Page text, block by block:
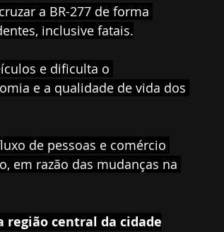
a BR-277 de forma
inclusive fatais.
e dificulta o
e a qualidade de vida dos
de pessoas e comércio
em razão das mudanças na
região central da cidade